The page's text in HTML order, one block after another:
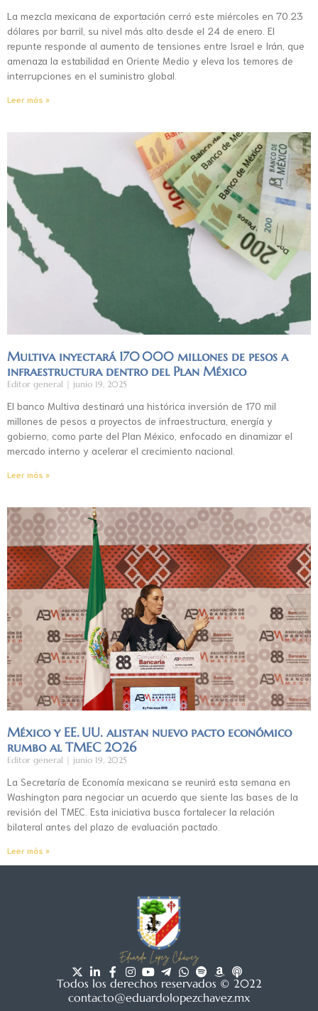
La mezcla mexicana de exportación cerró este miércoles en 70.23
dólares por barril, su nivel más alto desde el 24 de enero. El
repunte responde al aumento de tensiones entre Israel e Irán, que
amenaza la estabilidad en Oriente Medio y eleva los temores de
interrupciones en el suministro global.
Leer más »
Multiva inyectará 170 000 millones de pesos a
infraestructura dentro del Plan México
Editor general junio 19, 2025
El banco Multiva destinará una histórica inversión de 170 mil
millones de pesos a proyectos de infraestructura, energía y
gobierno, como parte del Plan México, enfocado en dinamizar el
mercado interno y acelerar el crecimiento nacional.
Leer más »
México y EE. UU. alistan nuevo pacto económico
rumbo al TMEC 2026
Editor general junio 19, 2025
La Secretaría de Economía mexicana se reunirá esta semana en
Washington para negociar un acuerdo que siente las bases de la
revisión del TMEC. Esta iniciativa busca fortalecer la relación
bilateral antes del plazo de evaluación pactado.
Leer más »
Todos los derechos reservados © 2022
contacto@eduardolopezchavez.mx